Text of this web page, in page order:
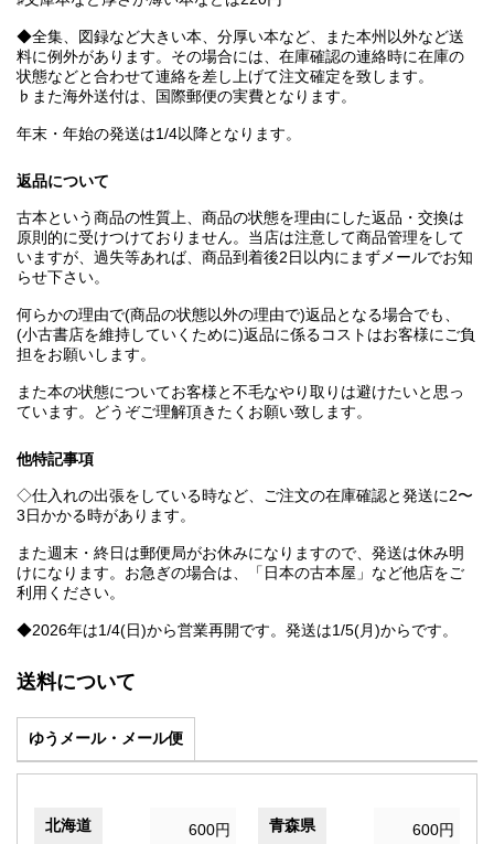
◆全集、図録など大きい本、分厚い本など、また本州以外など送
料に例外があります。その場合には、在庫確認の連絡時に在庫の
状態などと合わせて連絡を差し上げて注文確定を致します。
♭また海外送付は、国際郵便の実費となります。
年末・年始の発送は1/4以降となります。
返品について
古本という商品の性質上、商品の状態を理由にした返品・交換は
原則的に受けつけておりません。当店は注意して商品管理をして
いますが、過失等あれば、商品到着後2日以内にまずメールでお知
らせ下さい。
何らかの理由で(商品の状態以外の理由で)返品となる場合でも、
(小古書店を維持していくために)返品に係るコストはお客様にご負
担をお願いします。
また本の状態についてお客様と不毛なやり取りは避けたいと思っ
ています。どうぞご理解頂きたくお願い致します。
他特記事項
◇仕入れの出張をしている時など、ご注文の在庫確認と発送に2〜
3日かかる時があります。
また週末・終日は郵便局がお休みになりますので、発送は休み明
けになります。お急ぎの場合は、「日本の古本屋」など他店をご
利用ください。
◆2026年は1/4(日)から営業再開です。発送は1/5(月)からです。
送料について
ゆうメール・メール便
北海道 600円 青森県 600円